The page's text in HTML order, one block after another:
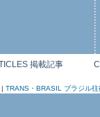
掲載記事
| TRANS・BRASIL ブラジル往